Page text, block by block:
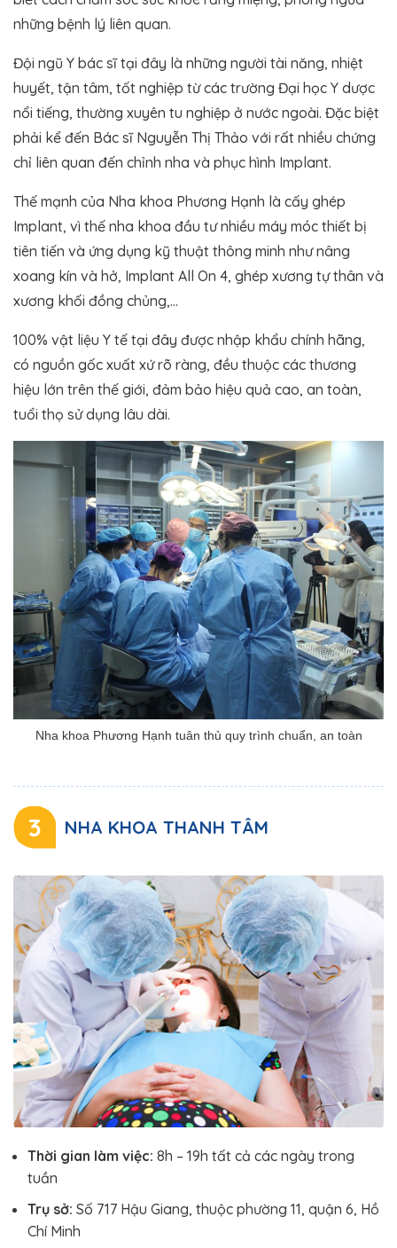
những bệnh lý liên quan.
Đội ngũ Y bác sĩ tại đây là những người tài năng, nhiệt
huyết, tận tâm, tốt nghiệp từ các trường Đại học Y dược
nổi tiếng, thường xuyên tu nghiệp ở nước ngoài. Đặc biệt
phải kể đến Bác sĩ Nguyễn Thị Thảo với rất nhiều chứng
chỉ liên quan đến chỉnh nha và phục hình Implant.
Thế mạnh của Nha khoa Phương Hạnh là cấy ghép
Implant, vì thế nha khoa đầu tư nhiều máy móc thiết bị
tiên tiến và ứng dụng kỹ thuật thông minh như nâng
xoang kín và hở, Implant All On 4, ghép xương tự thân và
xương khối đồng chủng,…
100% vật liệu Y tế tại đây được nhập khẩu chính hãng,
có nguồn gốc xuất xứ rõ ràng, đều thuộc các thương
hiệu lớn trên thế giới, đảm bảo hiệu quả cao, an toàn,
tuổi thọ sử dụng lâu dài.
Nha khoa Phương Hạnh tuân thủ quy trình chuẩn, an toàn
3 NHA KHOA THANH TÂM
Thời gian làm việc: 8h – 19h tất cả các ngày trong
tuần
Trụ sở: Số 717 Hậu Giang, thuộc phường 11, quận 6, Hồ
Chí Minh